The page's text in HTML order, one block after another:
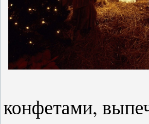
конфетами,